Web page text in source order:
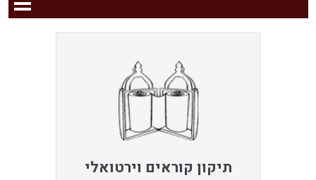
תיקון קוראים וירטואלי